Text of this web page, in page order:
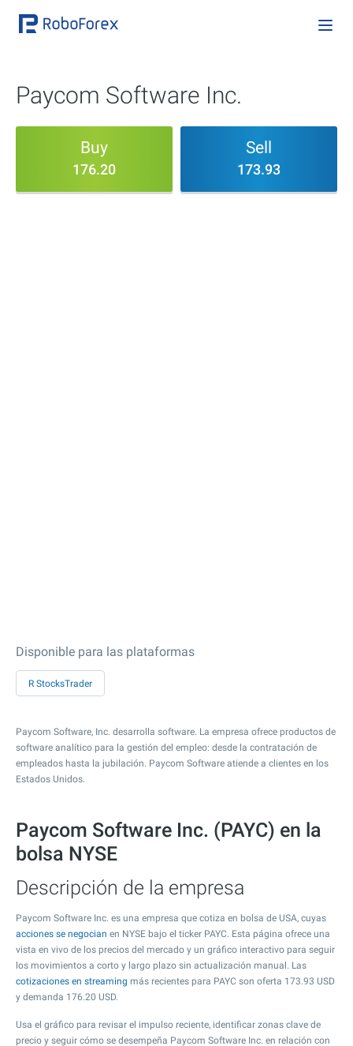
Paycom Software Inc.
Buy
176.20
Sell
173.93
Disponible para las plataformas
R StocksTrader
Paycom Software, Inc. desarrolla software. La empresa ofrece productos de
software analítico para la gestión del empleo: desde la contratación de
empleados hasta la jubilación. Paycom Software atiende a clientes en los
Estados Unidos.
Paycom Software Inc. (PAYC) en la
bolsa NYSE
Descripción de la empresa
Paycom Software Inc. es una empresa que cotiza en bolsa de USA, cuyas
acciones se negocian en NYSE bajo el ticker PAYC. Esta página ofrece una
vista en vivo de los precios del mercado y un gráfico interactivo para seguir
los movimientos a corto y largo plazo sin actualización manual. Las
cotizaciones en streaming más recientes para PAYC son oferta 173.93 USD
y demanda 176.20 USD.
Usa el gráfico para revisar el impulso reciente, identificar zonas clave de
precio y seguir cómo se desempeña Paycom Software Inc. en relación con